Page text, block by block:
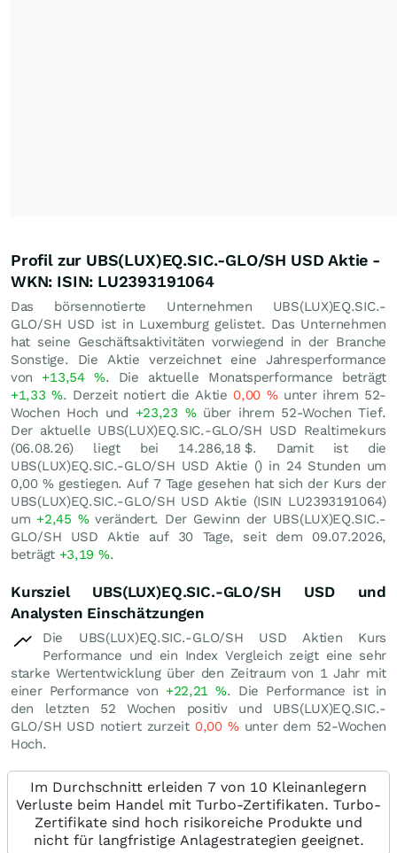
Profil zur UBS(LUX)EQ.SIC.-GLO/SH USD Aktie -
WKN: ISIN: LU2393191064
Das börsennotierte Unternehmen UBS(LUX)EQ.SIC.-
GLO/SH USD ist in Luxemburg gelistet. Das Unternehmen
hat seine Geschäftsaktivitäten vorwiegend in der Branche
Sonstige. Die Aktie verzeichnet eine Jahresperformance
von +13,54 %. Die aktuelle Monatsperformance beträgt
+1,33%. Derzeit notiert die Aktie0,00 %unter ihrem 52-
Wochen Hoch und +23,23 %über ihrem 52-Wochen Tief.
Der aktuelle UBS(LUX)EQ.SIC.-GLO/SH USD Realtimekurs
(06.08.26) liegt bei 14.286,18 $. Damit ist die
UBS(LUX)EQ.SIC.-GLO/SH USD Aktie () in 24 Stunden um
0,00%gestiegen. Auf 7 Tage gesehen hat sich der Kurs der
UBS(LUX)EQ.SIC.-GLO/SH USD Aktie (ISIN LU2393191064)
um +2,45 %verändert. Der Gewinn der UBS(LUX)EQ.SIC.-
GLO/SH USD Aktie auf 30 Tage, seit dem 09.07.2026,
beträgt +3,19 %.
Kursziel UBS(LUX)EQ.SIC.-GLO/SH USD und
Analysten Einschätzungen
Die UBS(LUX)EQ.SIC.-GLO/SH USD Aktien Kurs
Performance und ein Index Vergleich zeigt eine sehr
starke Wertentwicklung über den Zeitraum von 1 Jahr mit
einer Performance von +22,21%. Die Performance ist in
den letzten 52 Wochen positiv und UBS(LUX)EQ.SIC.-
GLO/SH USD notiert zurzeit 0,00 %unter dem 52-Wochen
Hoch.
Im Durchschnitt erleiden 7 von 10 Kleinanlegern
Verluste beim Handel mit Turbo-Zertifikaten. Turbo-
Zertifikate sind hoch risikoreiche Produkte und
nicht für langfristige Anlagestrategien geeignet.